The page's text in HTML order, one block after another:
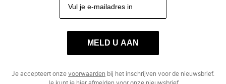
MELD U AAN
Je accepteert onze voorwaarden bij het inschrijven voor de nieuwsbrief.